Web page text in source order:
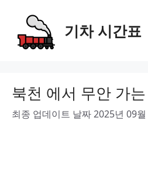
content
기차 시간표
북천 에서 무안 가
최종 업데이트 날짜 2025년 09월